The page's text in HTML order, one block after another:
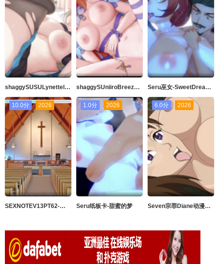
shaggySUSULynettelive2d动画原神带ASMR音频的完整版 shaggySUniiroBreezeofSabaalive2danimeGenshinImpactfurubaJohnkiMP4带ASMR音频 Seru巫女-SweetDreams-
10.0分 2026
SEXNOTEV13PT62-针对格雷斯进行净化的阴茎
1.0分 2026
Seru纸板卡-甜蜜的梦
6.0分 2026
Seven宗罪Diane动漫视频